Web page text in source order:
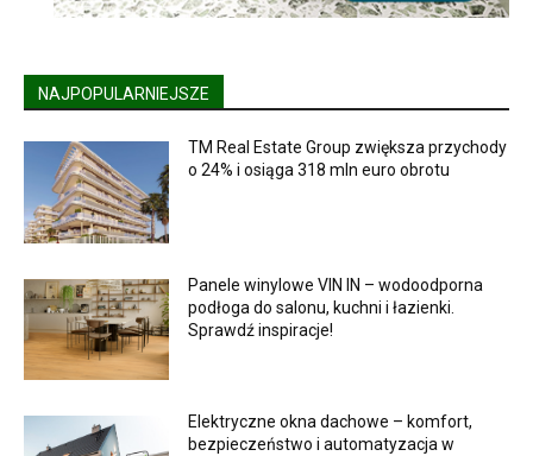
NAJPOPULARNIEJSZE
TM Real Estate Group zwiększa przychody
o 24% i osiąga 318 mln euro obrotu
Panele winylowe VIN IN – wodoodporna
podłoga do salonu, kuchni i łazienki.
Sprawdź inspiracje!
Elektryczne okna dachowe – komfort,
bezpieczeństwo i automatyzacja w